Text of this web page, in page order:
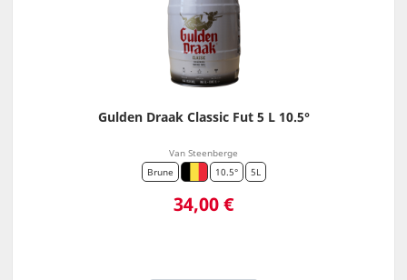
Gulden Draak Classic Fut 5 L 10.5°
Van Steenberge
Brune
10.5° 5L
Prix
34,00 €